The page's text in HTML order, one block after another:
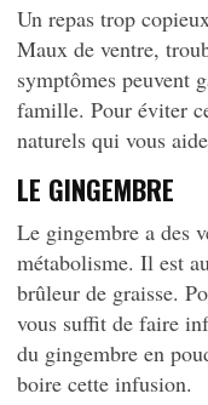
Un repas trop
Maux de ventre,
symptômes peuvent
famille. Pour éviter
naturels qui vous
LE GINGEMBRE
Le gingembre a des
métabolisme. Il est
brûleur de graisse.
vous suffit de faire
du gingembre en
boire cette infusion.